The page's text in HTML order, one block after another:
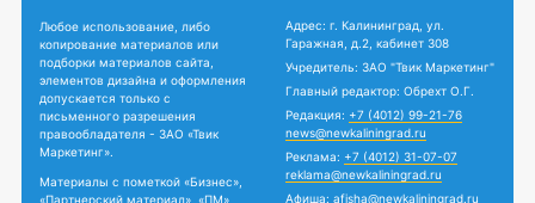
Любое использование, либо
копирование материалов или
подборки материалов сайта,
элементов дизайна и оформления
допускается только с
письменного разрешения
правообладателя - ЗАО «Твик
Маркетинг».
Материалы с пометкой «Бизнес»,
«Партнерский материал», «ПМ»,
Адрес: г. Калининград, ул.
Гаражная, д.2, кабинет 308
Учредитель: ЗАО "Твик Маркетинг"
Главный редактор: Обрехт О.Г.
Редакция: +7 (4012) 99-21-76
news@newkaliningrad.ru
Реклама: +7 (4012) 31-07-07
reklama@newkaliningrad.ru
Афиша: afisha@newkaliningrad.ru